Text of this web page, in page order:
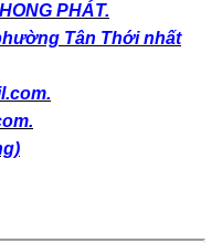
PHÁT.
Tân Thới nhất